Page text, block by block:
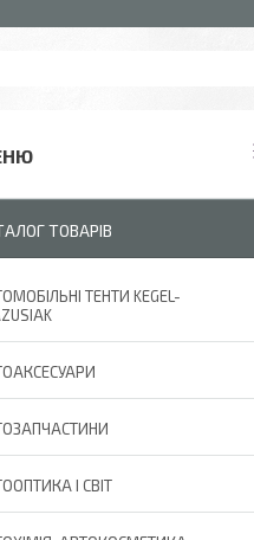
ТОВАРІВ
ТЕНТИ KEGEL-
І СВІТ